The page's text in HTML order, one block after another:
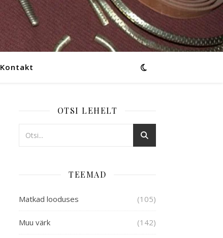
Kontakt
OTSI LEHELT
TEEMAD
Matkad looduses (105)
Muu värk (142)